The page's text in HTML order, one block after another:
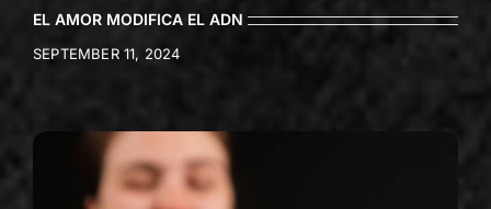
EL AMOR MODIFICA EL ADN
SEPTEMBER 11, 2024